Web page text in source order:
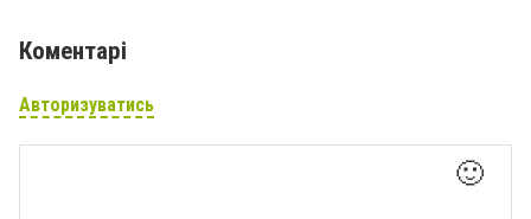
Коментарі
Авторизуватись
🙂